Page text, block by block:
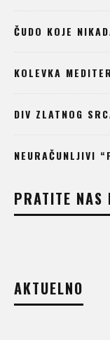
ČUDO KOJE
KOLEVKA
DIV ZLATNOG
NEURAČUNLJIVI
PRATITE NAS
AKTUELNO